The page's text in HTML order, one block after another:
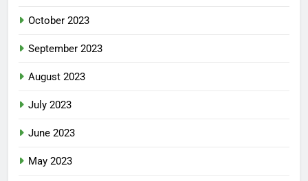
October 2023
September 2023
August 2023
July 2023
June 2023
May 2023